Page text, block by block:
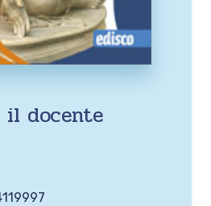
il docente